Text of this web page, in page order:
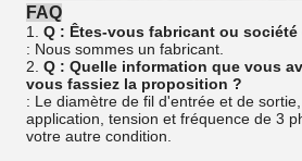
FAQ
1. Q : Êtes-vous fabricant ou société
: Nous sommes un fabricant.
2. Q : Quelle information que vous
vous fassiez la proposition ?
: Le diamètre de fil d'entrée et de
application, tension et fréquence de 3
votre autre condition.